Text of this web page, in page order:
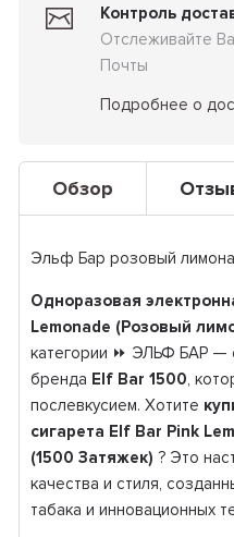
Контроль
Отслеживайте
Почты
Подробнее о
Обзор
Эльф Бар розовый
Одноразовая
Lemonade (Розовый
категории ⏩ ЭЛЬФ БАР —
бренда Elf Bar 1500,
послевкусием. Хотите
сигарета Elf Bar Pink
(1500 Затяжек) ? Это
качества и стиля,
табака и инновационных